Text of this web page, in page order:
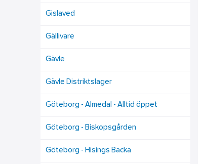
Gislaved
Gällivare
Gävle
Gävle Distriktslager
Göteborg - Almedal - Alltid öppet
Göteborg - Biskopsgården
Göteborg - Hisings Backa